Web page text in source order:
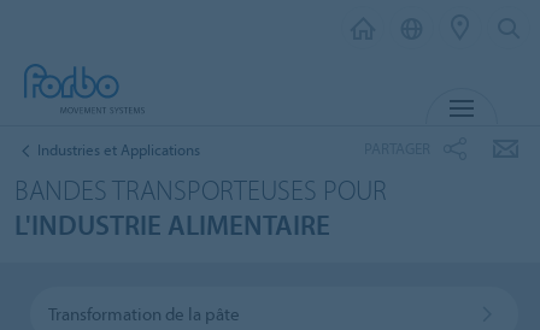
Industries et Applications
BANDES TRANSPORTEUSES POUR
L'INDUSTRIE ALIMENTAIRE
Transformation de la pâte